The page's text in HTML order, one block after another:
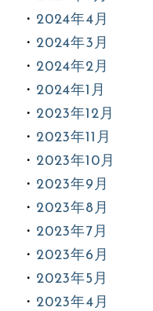
2024年4月
2024年3月
2024年2月
2024年1月
2023年12月
2023年11月
2023年10月
2023年9月
2023年8月
2023年7月
2023年6月
2023年5月
2023年4月